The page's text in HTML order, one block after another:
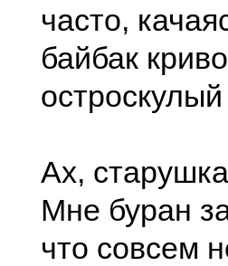
часто,
байбак
Ах,
Мне буран
что совсем